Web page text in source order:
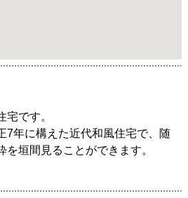
です。
7年に構えた近代和風住宅で、随
を垣間見ることができます。